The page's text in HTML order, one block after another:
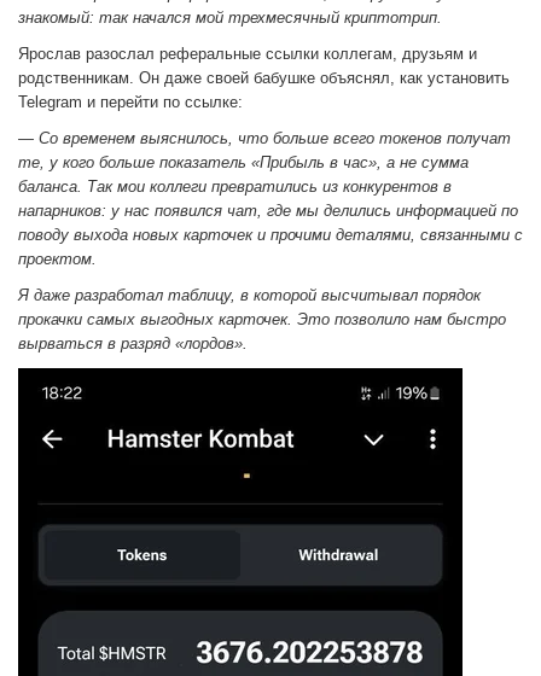
знакомый: так начался мой трехмесячный криптотрип.
Ярослав разослал реферальные ссылки коллегам, друзьям и
родственникам. Он даже своей бабушке объяснял, как установить
Telegram и перейти по ссылке:
— Со временем выяснилось, что больше всего токенов получат
те, у кого больше показатель «Прибыль в час», а не сумма
баланса. Так мои коллеги превратились из конкурентов в
напарников: у нас появился чат, где мы делились информацией по
поводу выхода новых карточек и прочими деталями, связанными с
проектом.
Я даже разработал таблицу, в которой высчитывал порядок
прокачки самых выгодных карточек. Это позволило нам быстро
вырваться в разряд «лордов».